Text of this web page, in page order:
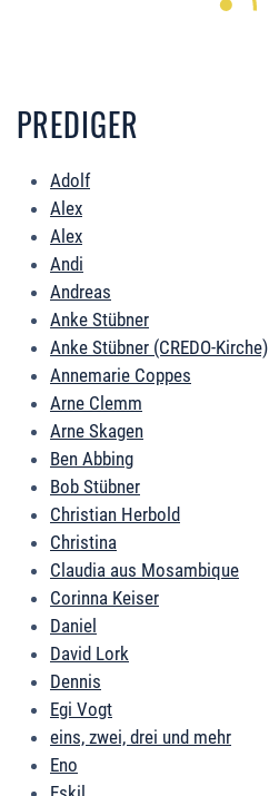
PREDIGER
Adolf
Alex
Alex
Andi
Andreas
Anke Stübner
Anke Stübner (CREDO-Kirche)
Annemarie Coppes
Arne Clemm
Arne Skagen
Ben Abbing
Bob Stübner
Christian Herbold
Christina
Claudia aus Mosambique
Corinna Keiser
Daniel
David Lork
Dennis
Egi Vogt
eins, zwei, drei und mehr
Eno